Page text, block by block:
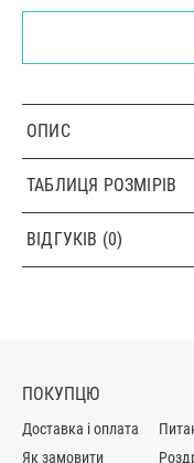
ОПИС
ТАБЛИЦЯ РОЗМІРІВ
ВІДГУКІВ (0)
ПОКУПЦЮ
Доставка і оплата
Як замовити